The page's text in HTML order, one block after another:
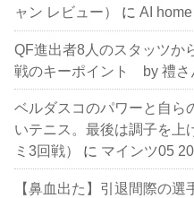
ャン レビュー）
にAI
QF進出者8人のスタッツか
戦のキーポイント by 禮さ
ベルダスコのパワーと自ら
いテニス。最後は調子を上
ミ3回戦）
に マインツ05
【鼻血出た】引退間際の